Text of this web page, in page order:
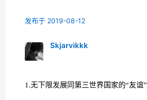
发布于 2019-08-12
Skjarvikkk
1.无下限发展同第三世界国家的“友谊”